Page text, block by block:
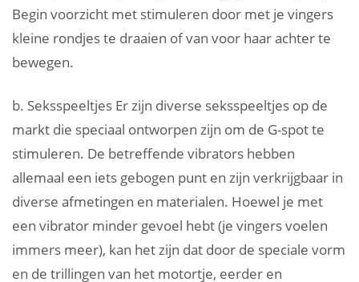
Begin voorzicht met stimuleren door met je vingers
kleine rondjes te draaien of van voor haar achter te
bewegen.
b. Seksspeeltjes Er zijn diverse seksspeeltjes op de
markt die speciaal ontworpen zijn om de G-spot te
stimuleren. De betreffende vibrators hebben
allemaal een iets gebogen punt en zijn verkrijgbaar in
diverse afmetingen en materialen. Hoewel je met
een vibrator minder gevoel hebt (je vingers voelen
immers meer), kan het zijn dat door de speciale vorm
en de trillingen van het motortje, eerder en